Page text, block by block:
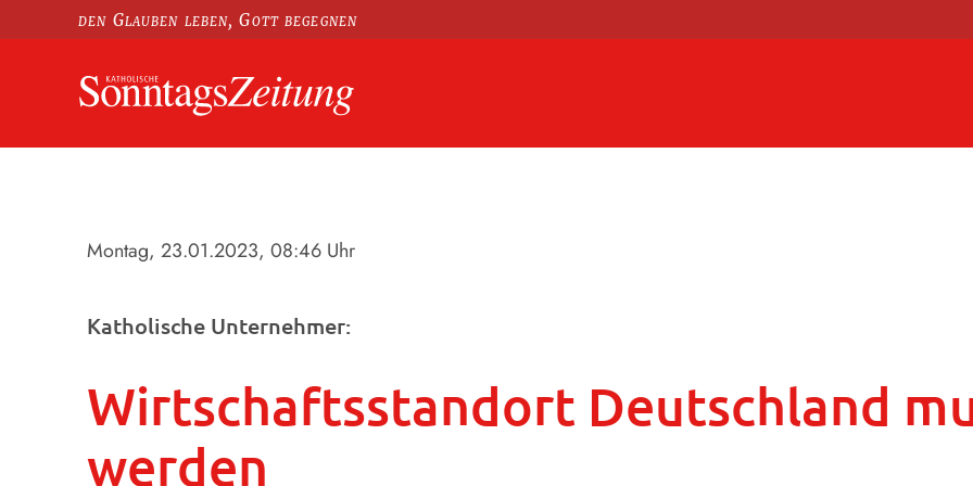
den Glauben leben, Gott begegnen
Montag, 23.01.2023, 08:46 Uhr
Katholische Unternehmer:
Wirtschaftsstandort Deutschland
werden